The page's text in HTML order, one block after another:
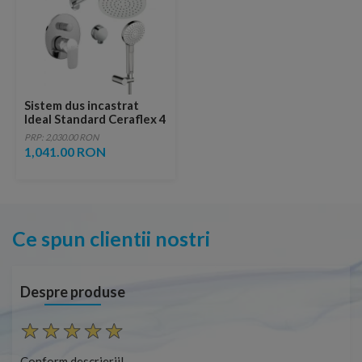
Sistem dus incastrat
Ideal Standard Ceraflex 4
in 1
PRP: 2,030.00 RON
1,041.00 RON
Ce spun clientii nostri
Despre produse